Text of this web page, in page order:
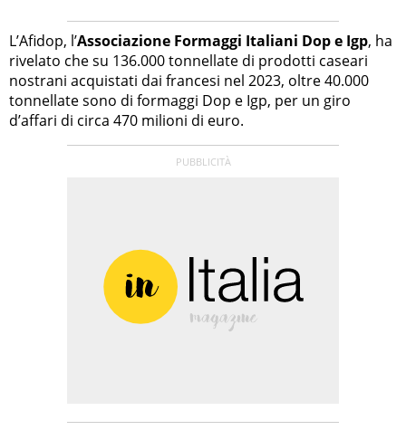
L’Afidop, l’Associazione Formaggi Italiani Dop e Igp, ha
rivelato che su 136.000 tonnellate di prodotti caseari
nostrani acquistati dai francesi nel 2023, oltre 40.000
tonnellate sono di formaggi Dop e Igp, per un giro
d’affari di circa 470 milioni di euro.